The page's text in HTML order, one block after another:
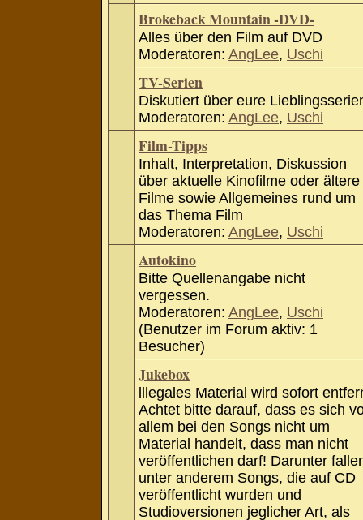
Brokeback Mountain -DVD-
Alles über den Film auf DVD
Moderatoren: AngLee, Uschi
TV-Serien
Diskutiert über eure
Moderatoren: AngLee, Uschi
Film-Tipps
Inhalt, Interpretation, Diskussion
über aktuelle Kinofilme oder ältere
Filme sowie Allgemeines rund um
das Thema Film
Moderatoren: AngLee, Uschi
Autokino
Bitte Quellenangabe nicht
vergessen.
Moderatoren: AngLee, Uschi
(Benutzer im Forum aktiv: 1
Besucher)
Jukebox
lllegales Material wird sofort
Achtet bitte darauf, dass es sich
allem bei den Songs nicht um
Material handelt, dass man nicht
veröffentlichen darf! Darunter
unter anderem Songs, die auf CD
veröffentlicht wurden und
Studioversionen jeglicher Art, als